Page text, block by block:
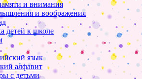
и внимания
и воображения
детей к школе
язык
алфавит
с детьми